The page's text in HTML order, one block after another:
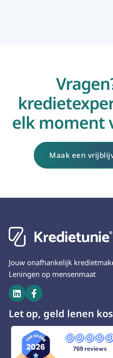
elk moment
Maak een
Jouw onafhankelijk
Leningen op mensenmaat
 
Let op, geld lenen
769 reviews